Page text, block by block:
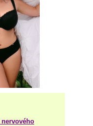
nervového